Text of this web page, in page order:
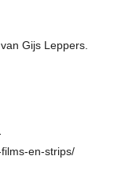
Gijs Leppers.
en-strips/